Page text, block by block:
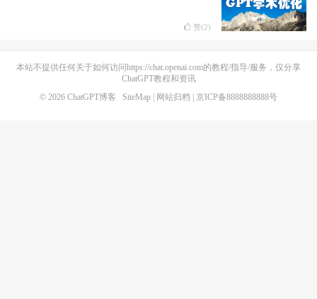
赞(2)
本站不提供任何关于如何访问https://chat.openai.com的教程/指导/服务，仅分享
ChatGPT教程和资讯
© 2026 ChatGPT博客 SiteMap | 网站归档 | 京ICP备8888888888号